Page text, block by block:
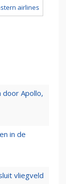
airlines
Apollo,
in de
vliegveld